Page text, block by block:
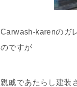
Carwash-karenのガ
のですが
親戚であたらし建装